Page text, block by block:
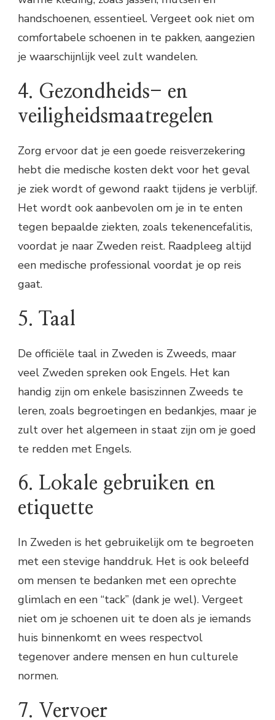
handschoenen, essentieel. Vergeet ook niet om
comfortabele schoenen in te pakken, aangezien
je waarschijnlijk veel zult wandelen.
4. Gezondheids- en
veiligheidsmaatregelen
Zorg ervoor dat je een goede reisverzekering
hebt die medische kosten dekt voor het geval
je ziek wordt of gewond raakt tijdens je verblijf.
Het wordt ook aanbevolen om je in te enten
tegen bepaalde ziekten, zoals tekenencefalitis,
voordat je naar Zweden reist. Raadpleeg altijd
een medische professional voordat je op reis
gaat.
5. Taal
De officiële taal in Zweden is Zweeds, maar
veel Zweden spreken ook Engels. Het kan
handig zijn om enkele basiszinnen Zweeds te
leren, zoals begroetingen en bedankjes, maar je
zult over het algemeen in staat zijn om je goed
te redden met Engels.
6. Lokale gebruiken en
etiquette
In Zweden is het gebruikelijk om te begroeten
met een stevige handdruk. Het is ook beleefd
om mensen te bedanken met een oprechte
glimlach en een “tack” (dank je wel). Vergeet
niet om je schoenen uit te doen als je iemands
huis binnenkomt en wees respectvol
tegenover andere mensen en hun culturele
normen.
7. Vervoer